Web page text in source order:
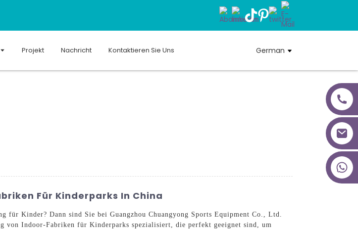
Projekt Nachricht Kontaktieren Sie Uns German
Für Kinderparks In China
für Kinder? Dann sind Sie bei Guangzhou Chuangyong Sports Equipment Co., Ltd.
von Indoor-Fabriken für Kinderparks spezialisiert, die perfekt geeignet sind, um